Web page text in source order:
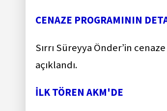
CENAZE PROGRAMININ
Sırrı Süreyya Önder’in
açıklandı.
İLK TÖREN AKM'DE